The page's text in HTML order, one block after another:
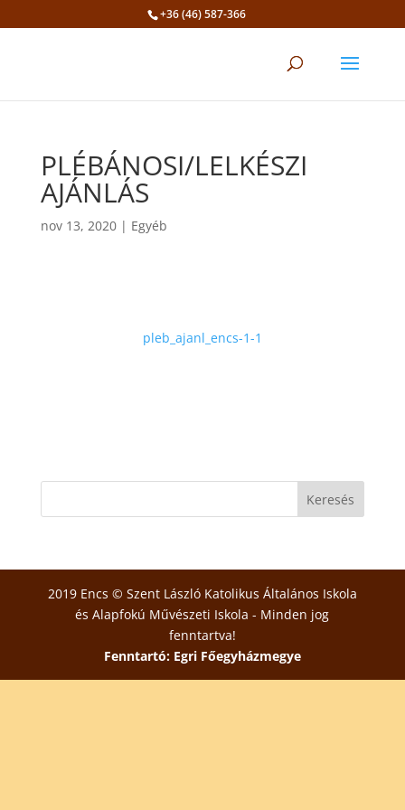
+36 (46) 587-366
PLÉBÁNOSI/LELKÉSZI
AJÁNLÁS
nov 13, 2020| Egyéb
pleb_ajanl_encs-1-1
2019 Encs © Szent László Katolikus Általános Iskola
és Alapfokú Művészeti Iskola - Minden jog
fenntartva!
Fenntartó: Egri Főegyházmegye